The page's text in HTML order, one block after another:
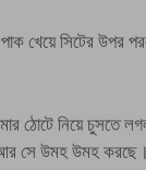
পাক খেয়ে সিটের
ঠোটে নিয়ে চুসতে
আর সে উমহ